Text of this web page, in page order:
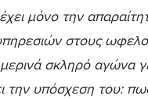
μόνο την
στους
σκληρό αγώνα
την υπόσχεση του: